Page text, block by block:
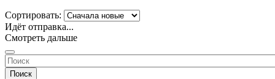
Сортировать:
Идёт отправка...
Смотреть дальше
Поиск